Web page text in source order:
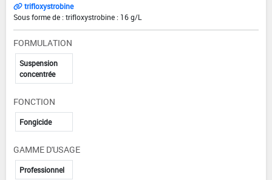
trifloxystrobine
Sous forme de : trifloxystrobine : 16 g/L
FORMULATION
Suspension
concentrée
FONCTION
Fongicide
GAMME D'USAGE
Professionnel